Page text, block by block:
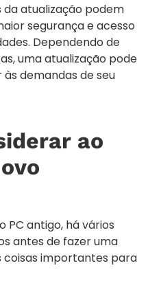
da atualização podem
segurança e acesso
Dependendo de
uma atualização pode
demandas de seu
ao
PC antigo, há vários
antes de fazer uma
coisas importantes para